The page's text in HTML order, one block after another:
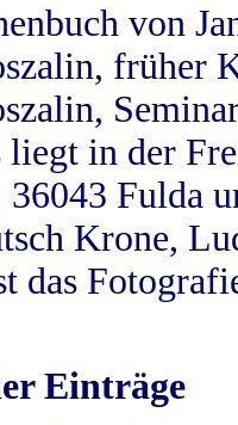
von
früher
liegt in der
36043 Fulda
Krone,
das
Einträge